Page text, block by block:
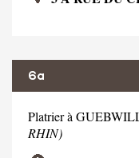
6a
Platrier à
RHIN)